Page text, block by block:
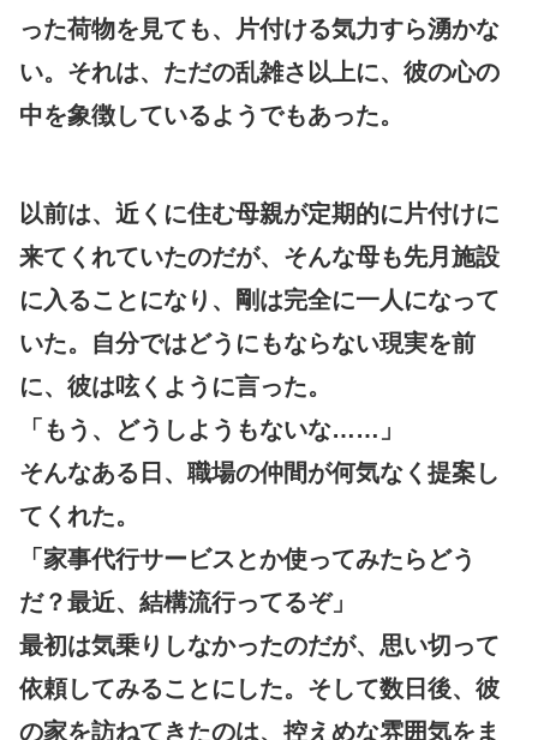
った荷物を見ても、片付ける気力すら湧かな
い。それは、ただの乱雑さ以上に、彼の心の
中を象徴しているようでもあった。
以前は、近くに住む母親が定期的に片付けに
来てくれていたのだが、そんな母も先月施設
に入ることになり、剛は完全に一人になって
いた。自分ではどうにもならない現実を前
に、彼は呟くように言った。
「もう、どうしようもないな……」
そんなある日、職場の仲間が何気なく提案し
てくれた。
「家事代行サービスとか使ってみたらどう
だ？最近、結構流行ってるぞ」
最初は気乗りしなかったのだが、思い切って
依頼してみることにした。そして数日後、彼
の家を訪ねてきたのは、控えめな雰囲気をま